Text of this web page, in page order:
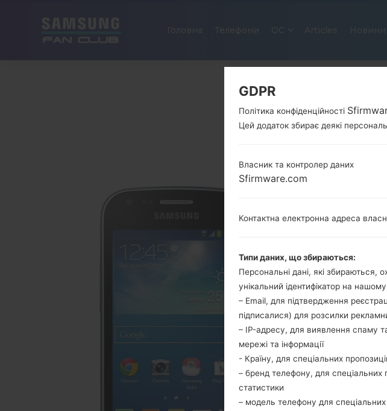
Новини
ОФІЦІЙНА
Завантажте
забудьте
S7580. Код
S7580XXUBOL1
операційної
прошивати
GDPR
Політика конфіденційності
Цей додаток збирає деякі
Власник та контролер даних
Sfirmware.com
Контактна електронна адреса
Типи даних, що збираються:
Персональні дані, які збираються,
унікальний ідентифікатор на
– Email, для підтвердження
підписалися) для розсилки
– IP-адресу, для виявлення спаму
мережі та інформації
- Країну, для спеціальних
– бренд телефону, для
статистики
– модель телефону для